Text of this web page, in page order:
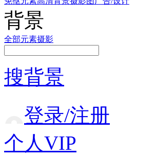
背景
全部元素摄影
搜背景
登录/注册
个人VIP